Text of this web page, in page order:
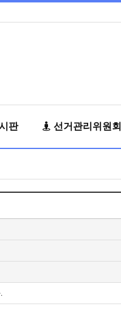
판 선거관리위원회